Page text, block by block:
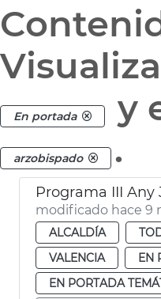
En portada y
arzobispado .
modificado hace 9
ALCALDÍA
VALENCIA
EN
EN PORTADA